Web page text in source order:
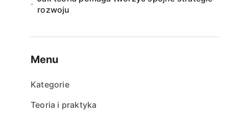
rozwoju
Menu
Kategorie
Teoria i praktyka